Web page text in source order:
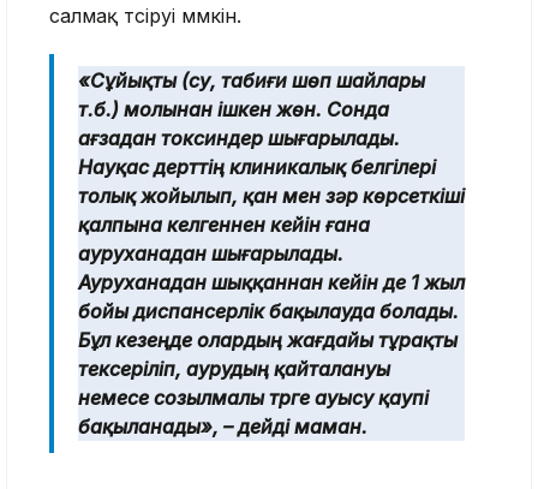
салмақ түсіруі мүмкін.
«Сұйықты (су, табиғи шөп шайлары
т.б.) молынан ішкен жөн. Сонда
ағзадан токсиндер шығарылады.
Науқас дерттің клиникалық белгілері
толық жойылып, қан мен зәр көрсеткіші
қалпына келгеннен кейін ғана
ауруханадан шығарылады.
Ауруханадан шыққаннан кейін де 1 жыл
бойы диспансерлік бақылауда болады.
Бұл кезеңде олардың жағдайы тұрақты
тексеріліп, аурудың қайталануы
немесе созылмалы түрге ауысу қаупі
бақыланады», – дейді маман.